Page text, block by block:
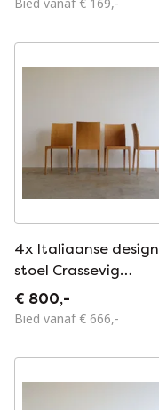
4x Italiaanse design
stoel Crassevig
Anna
€ 800,-
Bied vanaf € 666,-